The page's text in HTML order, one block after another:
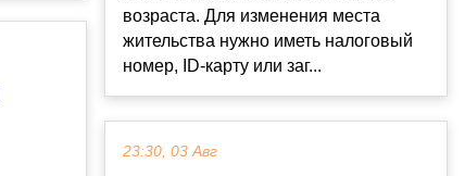
возраста. Для изменения места
жительства нужно иметь налоговый
номер, ID-карту или заг...
23:30, 03 Авг